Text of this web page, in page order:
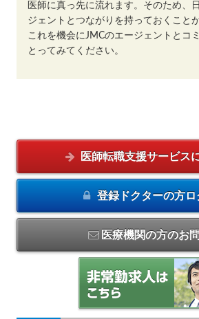
医師に真っ先に流れます。そのため、
ジェントとつながりを持っておくこと
これを機会にJMCのエージェントとコ
とってみてください。
医師転職支援サービス
登録ドクターの方
医療機関の方のお